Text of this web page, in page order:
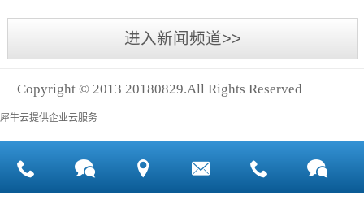
览城是本次峰会举办的核心
区域，主要囊括了奥体中
心、国际博览中心、超高层
双塔酒店和地铁上盖物业，
奇想花园、探险岛、宝藏
湾、明日世界和梦幻世界，
开神秘面纱。根据迪斯尼官
球接待人数最多的迪斯尼乐
园！ 位于浦东新区川...
进入新闻频道>>
Copyright © 2013 20180829.All Rights Reserved
犀牛云提供企业云服务